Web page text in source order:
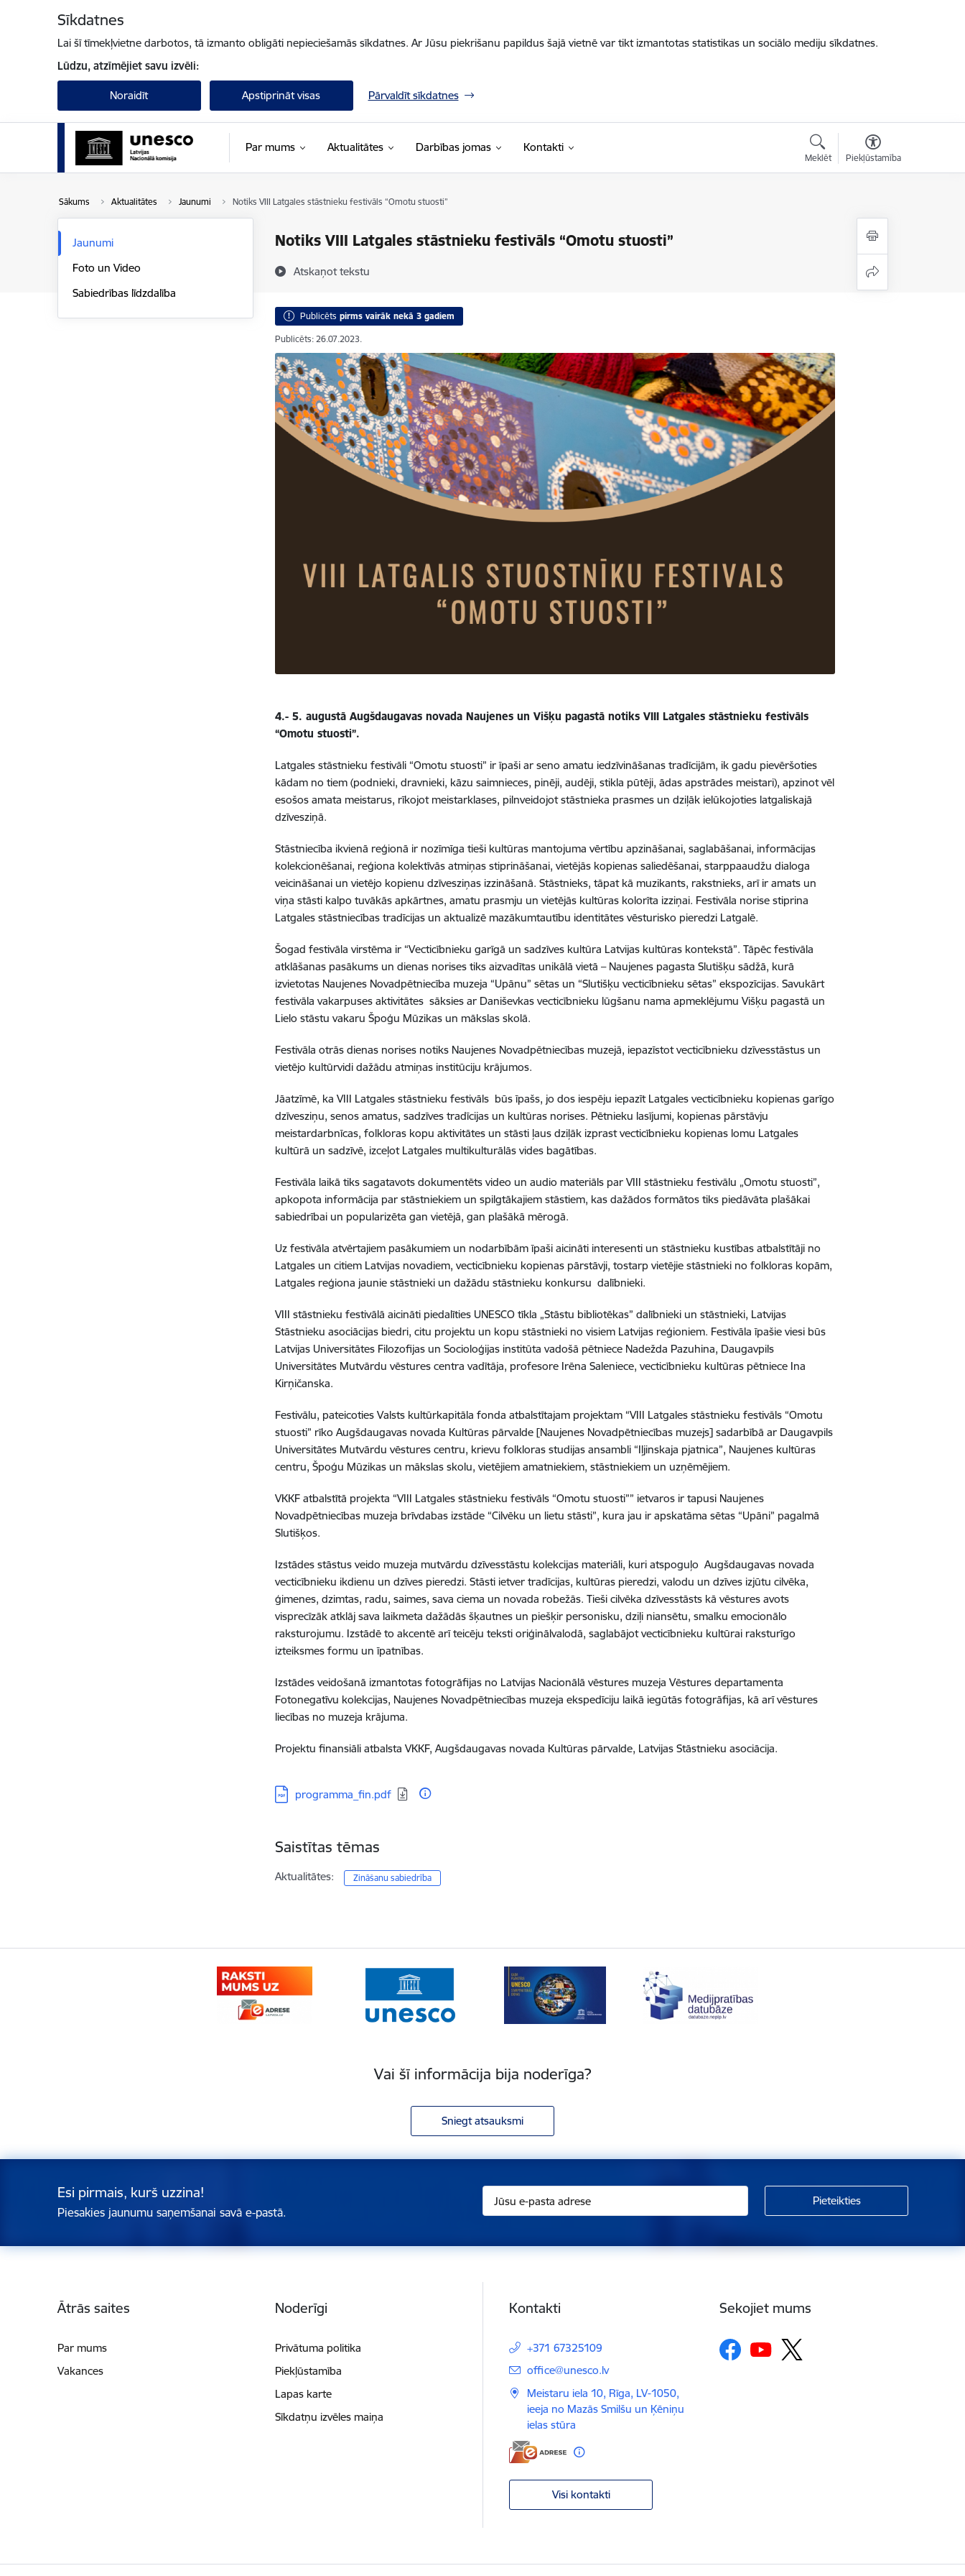
Sīkdatnes
Lai šī tīmekļvietne darbotos, tā izmanto obligāti nepieciešamās sīkdatnes. Ar Jūsu piekrišanu papildus šajā vietnē var tikt izmantotas statistikas un sociālo mediju sīkdatnes.
Lūdzu, atzīmējiet savu izvēli:
Noraidīt Apstiprināt visas Pārvaldīt sīkdatnes
Par mums Aktualitātes Darbības jomas Kontakti
Meklēt Piekļūstamība
Sākums Aktualitātes Jaunumi Notiks VIII Latgales stāstnieku festivāls “Omotu stuosti”
Notiks VIII Latgales stāstnieku festivāls “Omotu stuosti”
Atskaņot tekstu
Jaunumi
Foto un Video
Sabiedrības līdzdalība
Publicēts pirms vairāk nekā 3 gadiem
Publicēts: 26.07.2023.
4.- 5. augustā Augšdaugavas novada Naujenes un Višķu pagastānotiks VIII Latgales stāstnieku festivāls
“Omotu stuosti”.
Latgales stāstnieku festivāli “Omotu stuosti” ir īpaši ar seno amatu iedzīvināšanas tradīcijām, ik gadu pievēršoties
kādam no tiem (podnieki, dravnieki, kāzu saimnieces, pinēji, audēji, stikla pūtēji, ādas apstrādes meistari), apzinot vēl
esošos amata meistarus, rīkojot meistarklases, pilnveidojot stāstnieka prasmes un dziļāk ielūkojoties latgaliskajā
dzīvesziņā.
Stāstniecība ikvienā reģionā ir nozīmīga tieši kultūras mantojuma vērtību apzināšanai, saglabāšanai, informācijas
kolekcionēšanai, reģiona kolektīvās atmiņas stiprināšanai, vietējās kopienas saliedēšanai, starppaaudžu dialoga
veicināšanai unvietējo kopienu dzīvesziņas izzināšanā.Stāstnieks, tāpat kā muzikants, rakstnieks, arī ir amats un
viņa stāsti kalpo tuvākās apkārtnes, amatu prasmju un vietējās kultūras kolorīta izziņai. Festivāla norise stiprina
Latgales stāstniecības tradīcijas un aktualizē mazākumtautību identitātes vēsturisko pieredzi Latgalē.
Šogad festivāla virstēma ir “Vecticībnieku garīgā un sadzīves kultūra Latvijas kultūras kontekstā”. Tāpēc festivāla
atklāšanas pasākums un dienas norises tiks aizvadītas unikālā vietā – Naujenes pagasta Slutišķu sādžā, kurā
izvietotas Naujenes Novadpētniecība muzeja “Upānu” sētas un “Slutišķu vecticībnieku sētas” ekspozīcijas.Savukārt
festivāla vakarpuses aktivitātes sāksies ar Daniševkas vecticībnieku lūgšanu nama apmeklējumu Višķu pagastā un
Lielo stāstu vakaru Špoģu Mūzikas un mākslas skolā.
Festivāla otrās dienas norises notiks Naujenes Novadpētniecības muzejā, iepazīstot vecticībnieku dzīvesstāstus un
vietējo kultūrvidi dažādu atmiņas institūciju krājumos.
Jāatzīmē, ka VIII Latgales stāstnieku festivāls būs īpašs, jo dos iespēju iepazīt Latgales vecticībnieku kopienas garīgo
dzīvesziņu, senos amatus, sadzīves tradīcijas un kultūras norises. Pētnieku lasījumi, kopienas pārstāvju
meistardarbnīcas, folkloras kopu aktivitātes un stāsti ļaus dziļāk izprast vecticībnieku kopienas lomu Latgales
kultūrā un sadzīvē, izceļot Latgales multikulturālās vides bagātības.
Festivāla laikā tiks sagatavots dokumentēts video un audio materiāls par VIII stāstnieku festivālu „Omotu stuosti”,
apkopota informācija par stāstniekiem un spilgtākajiem stāstiem, kas dažādos formātos tiks piedāvāta plašākai
sabiedrībai un popularizēta gan vietējā, gan plašākā mērogā.
Uz festivāla atvērtajiem pasākumiem un nodarbībām īpaši aicināti interesenti un stāstnieku kustības atbalstītāji no
Latgales un citiem Latvijas novadiem, vecticībnieku kopienas pārstāvji, tostarp vietējie stāstnieki no folkloras kopām,
Latgales reģiona jaunie stāstnieki un dažādu stāstnieku konkursu dalībnieki.
VIII stāstnieku festivālāaicināti piedalīties UNESCO tīkla „Stāstu bibliotēkas” dalībnieki un stāstnieki, Latvijas
Stāstnieku asociācijas biedri, citu projektu un kopu stāstnieki no visiem Latvijas reģioniem. Festivāla īpašie viesi būs
Latvijas Universitātes Filozofijas un Socioloģijas institūta vadošā pētniece Nadežda Pazuhina, Daugavpils
Universitātes Mutvārdu vēstures centra vadītāja, profesore Irēna Saleniece, vecticībnieku kultūras pētniece Ina
Kirņičanska.
Festivālu, pateicoties Valsts kultūrkapitāla fonda atbalstītajam projektam “VIII Latgales stāstnieku festivāls “Omotu
stuosti” rīko Augšdaugavas novada Kultūras pārvalde [Naujenes Novadpētniecības muzejs] sadarbībā ar Daugavpils
Universitātes Mutvārdu vēstures centru, krievu folkloras studijas ansambli “Iļjinskaja pjatnica”, Naujenes kultūras
centru, Špoģu Mūzikas un mākslas skolu, vietējiem amatniekiem, stāstniekiem un uzņēmējiem.
VKKF atbalstītā projekta “VIII Latgales stāstnieku festivāls “Omotu stuosti”” ietvaros ir tapusi Naujenes
Novadpētniecības muzeja brīvdabas izstāde “Cilvēku un lietu stāsti”, kura jau ir apskatāma sētas “Upāni” pagalmā
Slutišķos.
Izstādes stāstus veido muzeja mutvārdu dzīvesstāstu kolekcijas materiāli, kuri atspoguļo Augšdaugavas novada
vecticībnieku ikdienu un dzīves pieredzi. Stāsti ietver tradīcijas, kultūras pieredzi, valodu un dzīves izjūtu cilvēka,
ģimenes, dzimtas, radu, saimes, sava ciema un novada robežās. Tieši cilvēka dzīvesstāsts kā vēstures avots
visprecīzāk atklāj sava laikmeta dažādās šķautnes un piešķir personisku, dziļi niansētu, smalku emocionālo
raksturojumu. Izstādē to akcentē arī teicēju teksti oriģinālvalodā, saglabājot vecticībnieku kultūrai raksturīgo
izteiksmes formu un īpatnības.
Izstādes veidošanā izmantotas fotogrāfijas no Latvijas Nacionālā vēstures muzeja Vēstures departamenta
Fotonegatīvu kolekcijas, Naujenes Novadpētniecības muzeja ekspedīciju laikā iegūtās fotogrāfijas, kā arī vēstures
liecības no muzeja krājuma.
Projektu finansiāli atbalsta VKKF, Augšdaugavas novada Kultūras pārvalde, Latvijas Stāstnieku asociācija.
Lejupielādēt:
programma_fin.pdf
Saistītas tēmas
Aktualitātes: Zināšanu sabiedrība
Vai šī informācija bija noderīga?
Sniegt atsauksmi
Esi pirmais, kurš uzzina!
Piesakies jaunumu saņemšanai savā e-pastā.
Ātrās saites
Par mums
Vakances
Noderīgi
Privātuma politika
Piekļūstamība
Lapas karte
Sīkdatņu izvēles maiņa
Kontakti
+371 67325109
E-pasts:
office@unesco.lv
Meistaru iela 10, Rīga, LV-1050,
ieeja no Mazās Smilšu un Ķēniņu
ielas stūra
Visi kontakti
Sekojiet mums